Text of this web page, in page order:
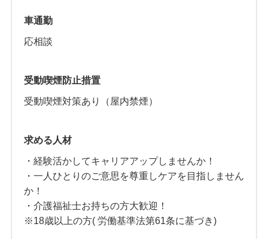
車通勤
応相談
受動喫煙防止措置
受動喫煙対策あり（屋内禁煙）
求める人材
・経験活かしてキャリアアップしませんか！
・一人ひとりのご意思を尊重しケアを目指しません
か！
・介護福祉士お持ちの方大歓迎！
※18歳以上の方( 労働基準法第61条に基づき)